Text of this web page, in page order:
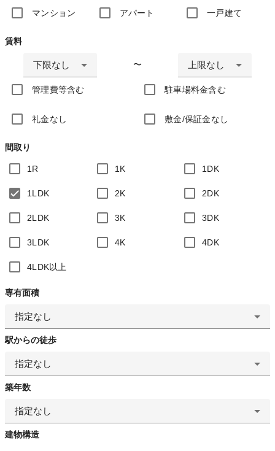
マンション アパート 一戸建て
賃料
下限なし 〜 上限なし
管理費等含む 駐車場料金含む
礼金なし 敷金/保証金なし
間取り
1R 1K 1DK
1LDK 2K 2DK
2LDK 3K 3DK
3LDK 4K 4DK
4LDK以上
専有面積
指定なし
駅からの徒歩
指定なし
築年数
指定なし
建物構造